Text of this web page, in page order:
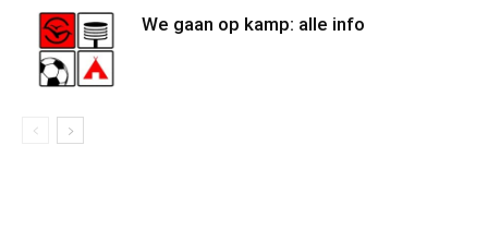
We gaan op kamp: alle info